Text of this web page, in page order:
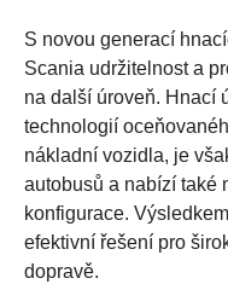
S novou generací
Scania udržitelnost a
na další úroveň. Hnací
technologií
nákladní vozidla, je
autobusů a nabízí také
konfigurace.
efektivní řešení pro
dopravě.